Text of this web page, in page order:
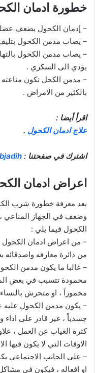
خطورة ادمان
– إدمان الكحول يضعف
– يصاب مدمن الكحول
– يصاب مدمن الكحول
يؤدي الى السكري .
– مدمن الكحل تكون مناعته
بالكثير من الامراض .
اقرأ أيضا :
علاج ادمان الكحول .
اشترك في صفحتنا :
اعراض ادمان
بعد معرفة خطورة شرب
وضعف في الجهاز
الكحول فيما يلي :
– من اعراض ادمان الكحول
من دائرة معارفه واصدقائه
– غالبا ما يكون مدمن
محمودة تتسبب في بعض
مخموراً ، او متحرش
– يكون مدمن الكحول عليه
جسدياً ، غير قادر على اداء
كثرة الغياب عن العمل ،
الاوقات التي لا يكون فيها
– على الجانب الاجتماعي
او افعاله ، فيكون في